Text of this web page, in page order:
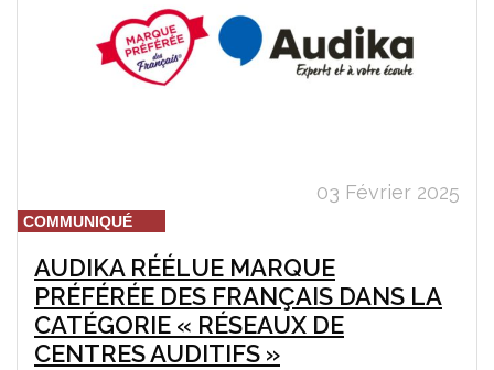
03 Février 2025
COMMUNIQUÉ
AUDIKA RÉÉLUE MARQUE
PRÉFÉRÉE DES FRANÇAIS DANS LA
CATÉGORIE « RÉSEAUX DE
CENTRES AUDITIFS »